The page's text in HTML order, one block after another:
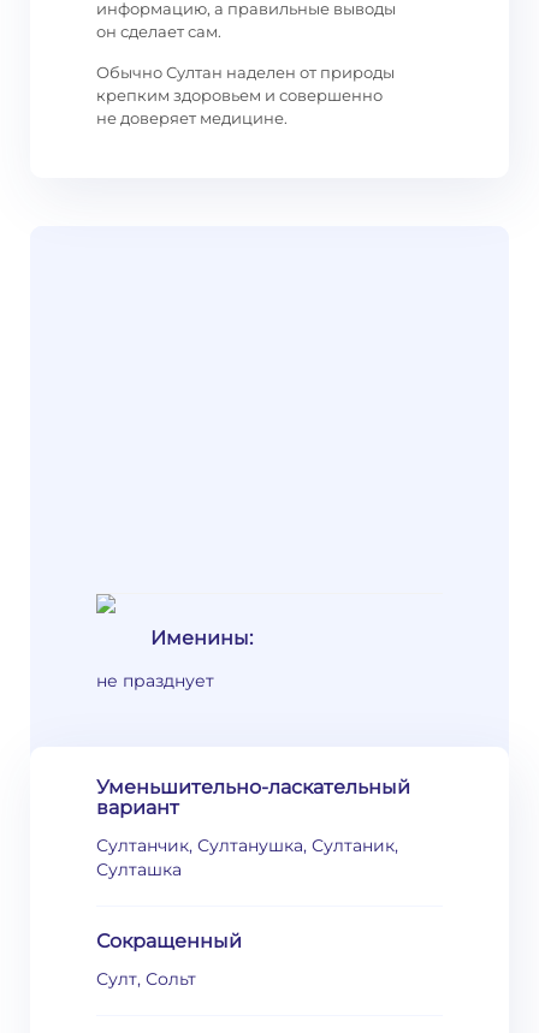
информацию, а правильные выводы
он сделает сам.
Обычно Султан наделен от природы
крепким здоровьем и совершенно
не доверяет медицине.
Именины:
не празднует
Уменьшительно-ласкательный
вариант
Султанчик, Султанушка, Султаник,
Султашка
Сокращенный
Султ, Сольт